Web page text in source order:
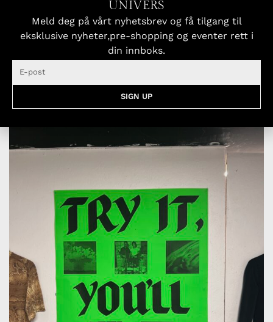
nærmere bestemt det sagnomsuste Brick Lane.
Kjent for sine curry houses, outlandish vintage
fashion, 24-timer BEIGEL shop, hipstere og
fashionistaer mikset sammen i ONE HOT
MESS.
UNIVERS
Meld deg på vårt nyhetsbrev og få tilgang til
eksklusive nyheter,pre-shopping og eventer rett i
din innboks.
SIGN UP